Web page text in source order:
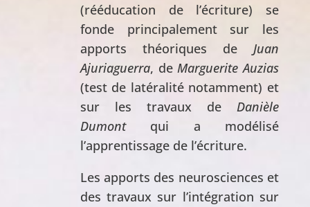
(rééducation de l’écriture) se
fonde principalement sur les
apports théoriques de Juan
Ajuriaguerra, deMarguerite Auzias
(test de latéralité notamment) et
sur les travaux de Danièle
Dumontqui a modélisé
l’apprentissage de l’écriture.
Les apports des neurosciences et
des travaux sur l’intégration sur